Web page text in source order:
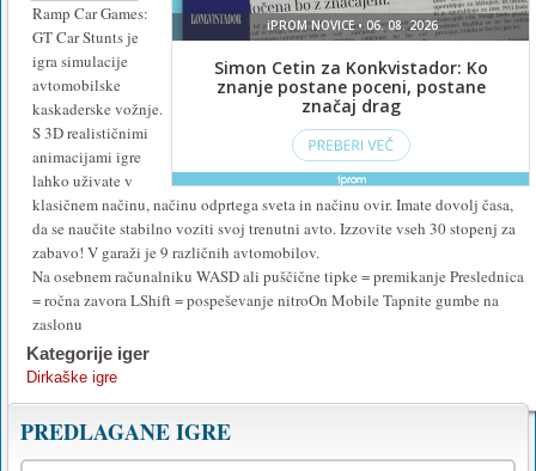
Ramp Car Games:
GT Car Stunts je
igra simulacije
avtomobilske
kaskaderske vožnje.
S 3D realističnimi
animacijami igre
lahko uživate v
klasičnem načinu, načinu odprtega sveta in načinu ovir. Imate dovolj časa,
da se naučite stabilno voziti svoj trenutni avto. Izzovite vseh 30 stopenj za
zabavo! V garaži je 9 različnih avtomobilov.
Na osebnem računalniku WASD ali puščične tipke = premikanje Preslednica
= ročna zavora LShift = pospeševanje nitroOn Mobile Tapnite gumbe na
zaslonu
Kategorije iger
Dirkaške igre
PREDLAGANE IGRE